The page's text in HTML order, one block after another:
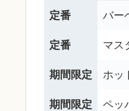
定番 バー
定番 マス
期間限定 ホッ
期間限定 ペッ